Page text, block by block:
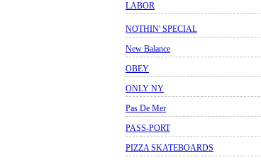
LABOR
NOTHIN' SPECIAL
New Balance
OBEY
ONLY NY
Pas De Mer
PASS-PORT
PIZZA SKATEBOARDS